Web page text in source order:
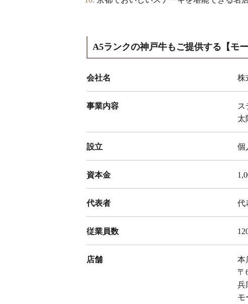
A5ランクの神戸牛もご提供する【モー
会社名 株
事業内容
ス
太
設立 個
資本金
代表者 代
従業員数
店舗
本
〒
兵
モ